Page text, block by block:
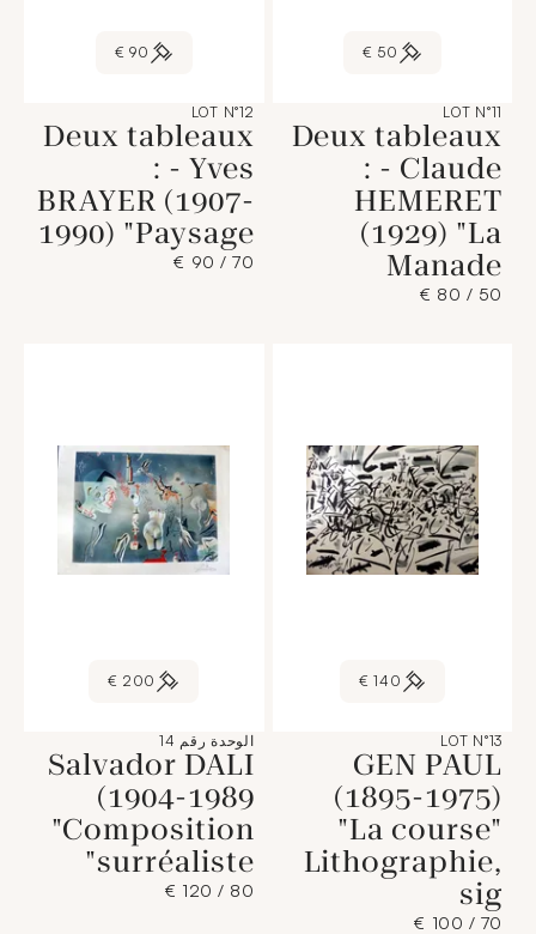
50 €
LOT N°11
Deux tableaux
: - Claude
HEMERET
(1929) "La
Manade
50 / 80 €
90 €
LOT N°12
Deux tableaux
: - Yves
BRAYER (1907-
1990) "Paysage
70 / 90 €
140 €
LOT N°13
GEN PAUL
(1895-1975)
"La course"
Lithographie,
sig
70 / 100 €
200 €
الوحدة رقم 14
Salvador DALI
(1904-1989
"Composition
surréaliste"
80 / 120 €